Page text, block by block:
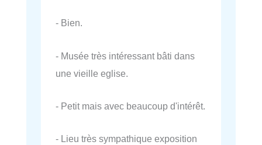
- Bien.
- Musée très intéressant bâti dans
une vieille eglise.
- Petit mais avec beaucoup d'intérêt.
- Lieu très sympathique exposition